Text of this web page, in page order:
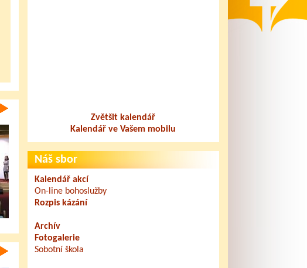
let
Nevím, ale věřím
Zvětšit kalendář
Kalendář ve Vašem mobilu
Náš sbor
Kalendář akcí
On-line bohoslužby
Rozpis kázání
Archív
Fotogalerie
Sobotní škola